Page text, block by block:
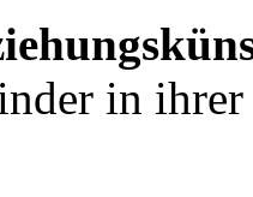
in